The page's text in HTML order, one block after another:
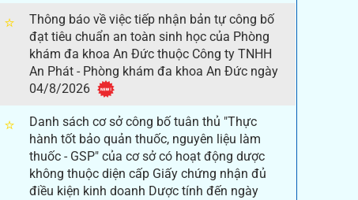
⭐
Thông báo về việc tiếp nhận bản tự công bố
đạt tiêu chuẩn an toàn sinh học của Phòng
khám đa khoa An Đức thuộc Công ty TNHH
An Phát - Phòng khám đa khoa An Đức ngày
04/8/2026
⭐
Danh sách cơ sở công bố tuân thủ "Thực
hành tốt bảo quản thuốc, nguyên liệu làm
thuốc - GSP" của cơ sở có hoạt động dược
không thuộc diện cấp Giấy chứng nhận đủ
điều kiện kinh doanh Dược tính đến ngày